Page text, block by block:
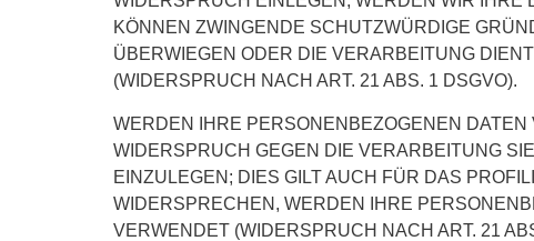
KÖNNEN ZWINGENDE SCHUTZWÜRDIGE
ÜBERWIEGEN ODER DIE VERARBEITUNG
(WIDERSPRUCH NACH ART. 21 ABS. 1 DSGVO).
WERDEN IHRE PERSONENBEZOGENEN
WIDERSPRUCH GEGEN DIE VERARBEITUNG
EINZULEGEN; DIES GILT AUCH FÜR DAS
WIDERSPRECHEN, WERDEN IHRE
VERWENDET (WIDERSPRUCH NACH ART. 21